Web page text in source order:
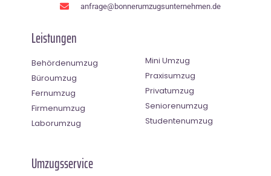
anfrage@bonnerumzugsunternehmen.de
Leistungen
Behördenumzug
Büroumzug
Fernumzug
Firmenumzug
Laborumzug
Mini Umzug
Praxisumzug
Privatumzug
Seniorenumzug
Studentenumzug
Umzugsservice